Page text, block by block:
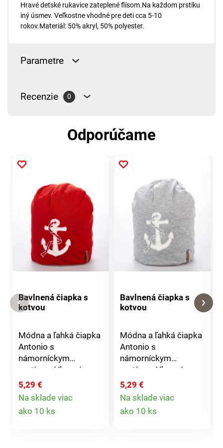
Hravé detské rukavice zateplené flísom.Na každom prstíku
iný úsmev. Veľkostne vhodné pre deti cca 5-10
rokov.Materiál: 50% akryl, 50% polyester.
Parametre
Recenzie 0
Odporúčame
Bavlnená čiapka s
kotvou
Módna a ľahká čiapka
Antonio s
námorníckym
motívom.Vkusná a
štýlová, vhodná pre
všetky ročné
obdobia.Materiál:
100% bavlna Rozmer:
5,29 €
Na sklade viac
ako 10 ks
Bavlnená čiapka s
kotvou
Módna a ľahká čiapka
Antonio s
námorníckym
motívom.Vkusná a
štýlová, vhodná pre
všetky ročné
obdobia.Materiál:
100% bavlna Rozmer:
5,29 €
Na sklade viac
ako 10 ks